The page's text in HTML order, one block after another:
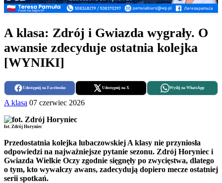
A klasa: Zdrój i Gwiazda wygrały. O
awansie zdecyduje ostatnia kolejka
[WYNIKI]
Udostępnij na Facebooku Udostępnij na X Wyślij na WhatsApp
A klasa 07 czerwiec 2026
fot. Zdrój Horyniec
Przedostatnia kolejka lubaczowskiej A klasy nie przyniosła
odpowiedzi na najważniejsze pytanie sezonu. Zdrój Horyniec i
Gwiazda Wielkie Oczy zgodnie sięgnęły po zwycięstwa, dlatego
o tym, kto wywalczy awans, zadecydują dopiero mecze ostatniej
serii spotkań.